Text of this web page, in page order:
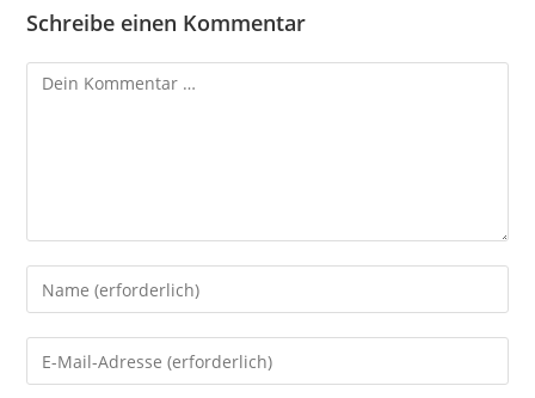
Schreibe einen Kommentar
Kommentar
Gib
deinen
Namen
oder
Gib
deine